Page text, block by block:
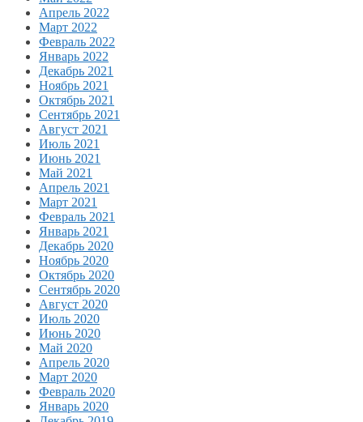
Апрель 2022
Март 2022
Февраль 2022
Январь 2022
Декабрь 2021
Ноябрь 2021
Октябрь 2021
Сентябрь 2021
Август 2021
Июль 2021
Июнь 2021
Май 2021
Апрель 2021
Март 2021
Февраль 2021
Январь 2021
Декабрь 2020
Ноябрь 2020
Октябрь 2020
Сентябрь 2020
Август 2020
Июль 2020
Июнь 2020
Май 2020
Апрель 2020
Март 2020
Февраль 2020
Январь 2020